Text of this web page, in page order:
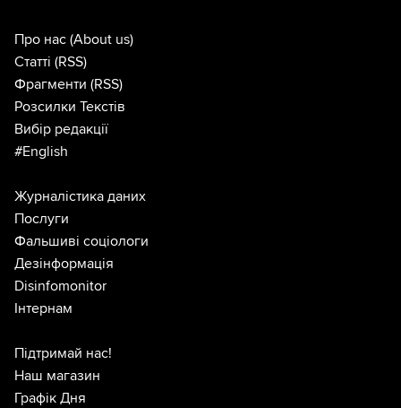
Про нас (About us)
Статті (RSS)
Фрагменти (RSS)
Розсилки Текстів
Вибір редакції
#English
Журналістика даних
Послуги
Фальшиві соціологи
Дезінформація
Disinfomonitor
Інтернам
Підтримай нас!
Наш магазин
Графік Дня